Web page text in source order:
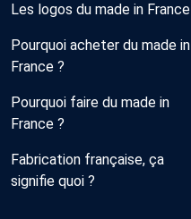
Les logos du made in France
Pourquoi acheter du made in
France ?
Pourquoi faire du made in
France ?
Fabrication française, ça
signifie quoi ?